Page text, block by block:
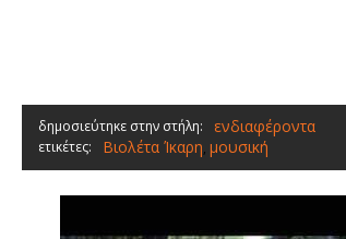
δημοσιεύτηκε στην στήλη: ενδιαφέροντα
ετικέτες: Βιολέτα Ίκαρη, μουσική